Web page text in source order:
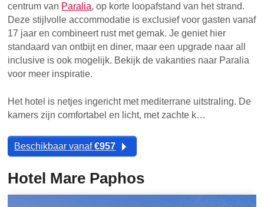
centrum van Paralia, op korte loopafstand van het strand.
Deze stijlvolle accommodatie is exclusief voor gasten vanaf
17 jaar en combineert rust met gemak. Je geniet hier
standaard van ontbijt en diner, maar een upgrade naar all
inclusive is ook mogelijk. Bekijk de vakanties naar Paralia
voor meer inspiratie.
Het hotel is netjes ingericht met mediterrane uitstraling. De
kamers zijn comfortabel en licht, met zachte k…
Beschikbaar vanaf€957
Hotel Mare Paphos